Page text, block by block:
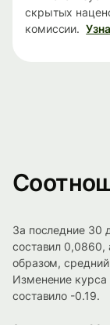
скрытых
комиссии.
За последние 30
составил
образом,
Изменение курса
составило -0.19.